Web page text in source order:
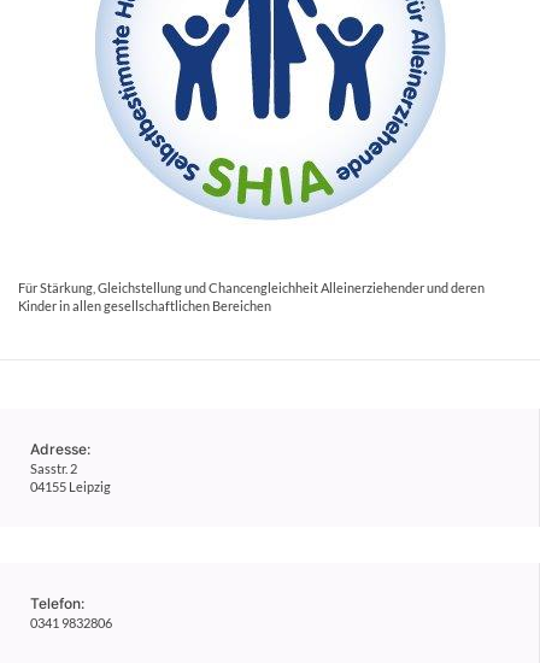
Für Stärkung, Gleichstellung und Chancengleichheit Alleinerziehender und deren
Kinder in allen gesellschaftlichen Bereichen
Adresse:
Sasstr. 2
04155 Leipzig
Telefon:
0341 9832806